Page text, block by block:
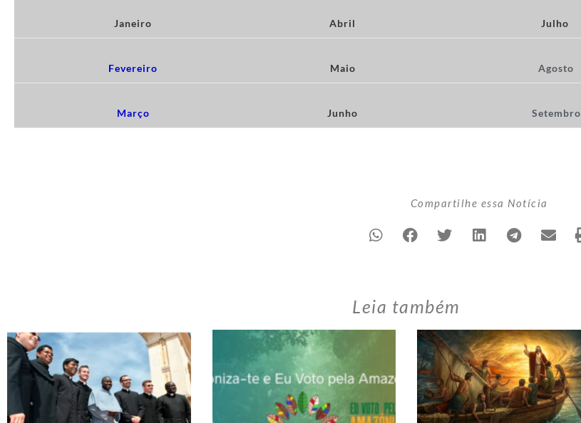
Janeiro Abril Julho
Fevereiro Maio Agosto
Março Junho Setembro
Compartilhe essa Notícia
Leia também